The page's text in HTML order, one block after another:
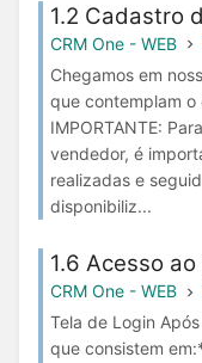
1.2 Cadastro
CRM One - WEB
Chegamos em
que contemplam o
IMPORTANTE:
vendedor, é
realizadas e
disponibiliz...
1.6 Acesso
CRM One - WEB
Tela de Login
que consistem